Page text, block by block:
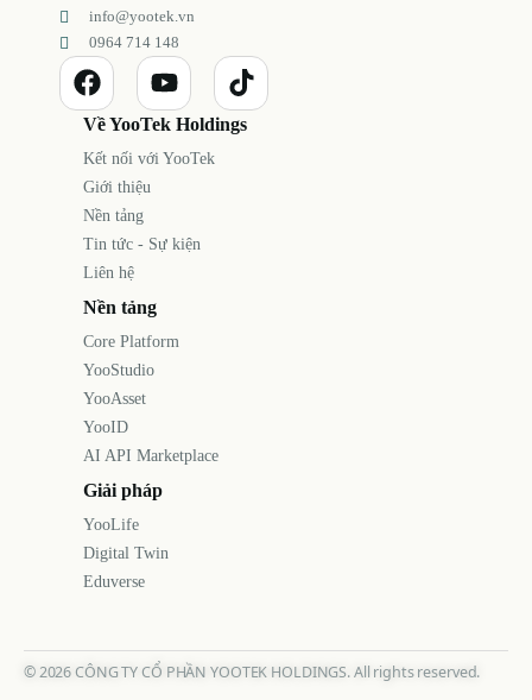
info@yootek.vn
0964 714 148
Về YooTek Holdings
Kết nối với YooTek
Giới thiệu
Nền tảng
Tin tức - Sự kiện
Liên hệ
Nền tảng
Core Platform
YooStudio
YooAsset
YooID
AI API Marketplace
Giải pháp
YooLife
Digital Twin
Eduverse
©2026CÔNG TY CỔ PHẦN YOOTEK HOLDINGS. All rights reserved.